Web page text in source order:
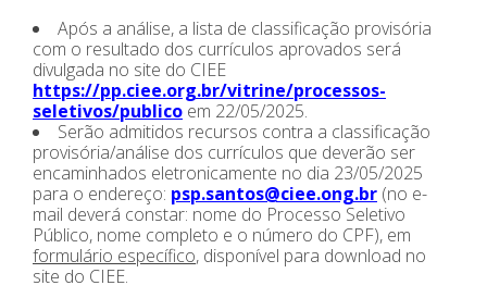
Após a análise, a lista de classificação provisória
com o resultado dos currículos aprovados será
divulgada no site do CIEE
https://pp.ciee.org.br/vitrine/processos-
seletivos/publico em 22/05/2025.
Serão admitidos recursos contra a classificação
provisória/análise dos currículos que deverão ser
encaminhados eletronicamente no dia 23/05/2025
para o endereço: psp.santos@ciee.ong.br (no e-
mail deverá constar: nome do Processo Seletivo
Público, nome completo e o número do CPF), em
formulário específico, disponível para download no
site do CIEE.